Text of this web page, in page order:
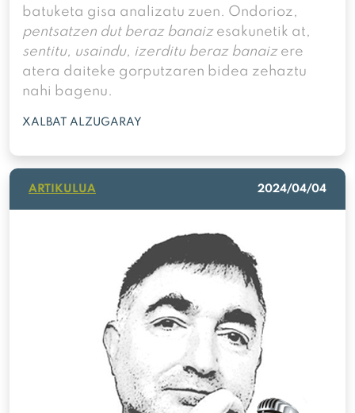
batuketa gisa analizatu zuen. Ondorioz,
pentsatzen dut beraz banaiz esakunetik at,
sentitu, usaindu, izerditu beraz banaiz ere
atera daiteke gorputzaren bidea zehaztu
nahi bagenu.
XALBAT ALZUGARAY
ARTIKULUA 2024/04/04